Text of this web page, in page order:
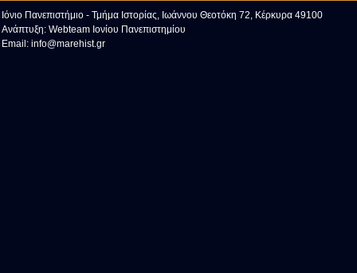
Ιόνιο Πανεπιστήμιο - Τμήμα Ιστορίας, Ιωάννου Θεοτόκη 72, Κέρκυρα 49100
Ανάπτυξη: Webteam Ιονίου Πανεπιστημίου
Email: info@marehist.gr